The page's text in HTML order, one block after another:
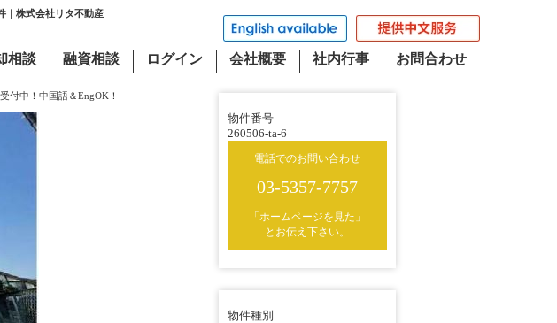
｜株式会社リタ不動産
相談 融資相談 ログイン 会社概要 社内行事 お問合わせ
付中！中国語＆EngOK！
物件番号
260506-ta-6
電話でのお問い合わせ
03-5357-7757
「ホームページを見た」
とお伝え下さい。
物件種別